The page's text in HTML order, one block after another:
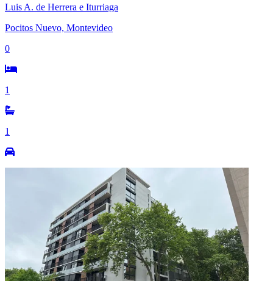
Luis A. de Herrera e Iturriaga
Pocitos Nuevo, Montevideo
0
1
1